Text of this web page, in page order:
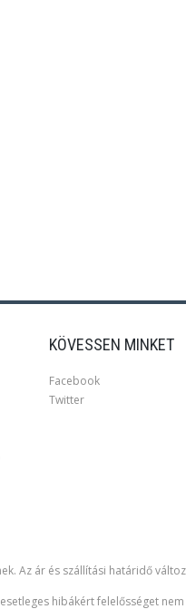
KÖVESSEN MINKET
Facebook
Twitter
Az ár és szállítási határidő
hibákért felelősséget nem